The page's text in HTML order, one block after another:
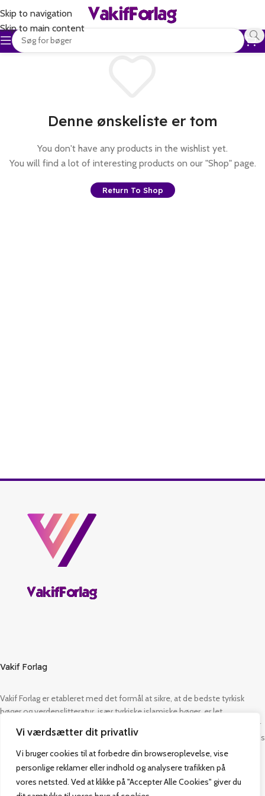
Vi værdsætter dit privatliv
Vi bruger cookies til at forbedre din browseroplevelse, vise
personlige reklamer eller indhold og analysere trafikken på
vores netsted. Ved at klikke på "Accepter Alle Cookies" giver du
Skip to navigation
Skip to main content
Denne ønskeliste er tom
You don't have any products in the wishlist yet.
You will find a lot of interesting products on our "Shop" page.
Return To Shop
Vakif Forlag
Vakif Forlag er etableret med det formål at sikre, at de bedste tyrkisk
bøger og verdenslitteratur, især tyrkiske islamiske bøger, er let
tilgængelige fra Danmark. Det har også fastlagt at udgive islamiske bøger
på dansk som sit hovedmål. Vi er sikre på, at Dansk Tyrkisk Religiøs Fonds
vejledning altid vil være med os på denne rejse. Vi er stolte af at dele
denne tillid med dig.